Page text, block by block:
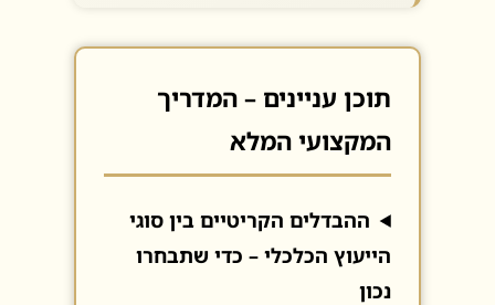
תוכן עניינים – המדריך
המקצועי המלא
ההבדלים הקריטיים בין סוגי
הייעוץ הכלכלי – כדי שתבחרו
נכון